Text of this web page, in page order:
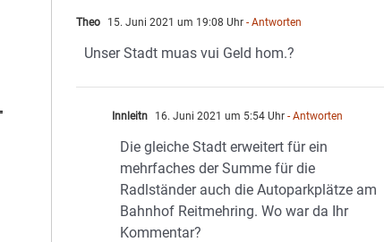
Theo 15. Juni 2021 um 19:08 Uhr - Antworten
Unser Stadt muas vui Geld hom.?
Innleitn 16. Juni 2021 um 5:54 Uhr - Antworten
Die gleiche Stadt erweitert für ein
mehrfaches der Summe für die
Radlständer auch die Autoparkplätze am
Bahnhof Reitmehring. Wo war da Ihr
Kommentar?